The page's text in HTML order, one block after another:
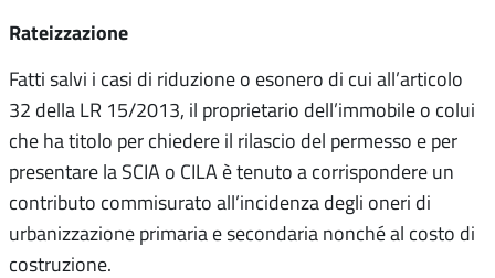
Rateizzazione
Fatti salvi i casi di riduzione o esonero di cui all’articolo
32 della LR 15/2013, il proprietario dell’immobile o colui
che ha titolo per chiedere il rilascio del permesso e per
presentare la SCIA o CILA è tenuto a corrispondere un
contributo commisurato all’incidenza degli oneri di
urbanizzazione primaria e secondaria nonché al costo di
costruzione.